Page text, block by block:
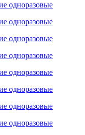
одноразовые
одноразовые
одноразовые
одноразовые
одноразовые
одноразовые
одноразовые
одноразовые